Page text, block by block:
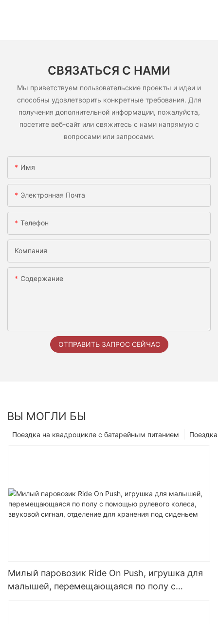
СВЯЗАТЬСЯ С НАМИ
Мы приветствуем пользовательские проекты и идеи и
способны удовлетворить конкретные требования. Для
получения дополнительной информации, пожалуйста,
посетите веб-сайт или свяжитесь с нами напрямую с
вопросами или запросами.
Имя
Электронная Почта
Телефон
Компания
Содержание
ОТПРАВИТЬ ЗАПРОС СЕЙЧАС
ВЫ МОГЛИ БЫ
Поездка на квадроцикле с батарейным питанием
Милый паровозик Ride On Push, игрушка для
малышей, перемещающаяся по полу с
помощью рулевого колеса, звуковой сигнал,